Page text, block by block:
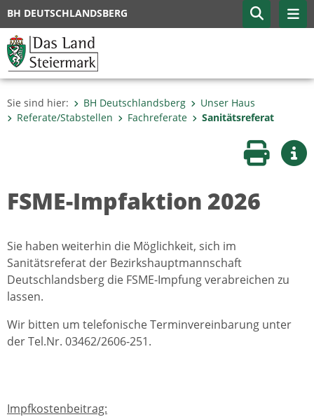
BH DEUTSCHLANDSBERG
Sie sind hier: BH Deutschlandsberg
Unser Haus
Referate/Stabstellen
Fachreferate Sanitätsreferat
Seite
FSME-Impfaktion 2026
Sie haben weiterhin die Möglichkeit, sich im
Sanitätsreferat der Bezirkshauptmannschaft
Deutschlandsberg die FSME-Impfung verabreichen zu
lassen.
Wir bitten um telefonische Terminvereinbarung unter
der Tel.Nr. 03462/2606-251.
Impfkostenbeitrag: